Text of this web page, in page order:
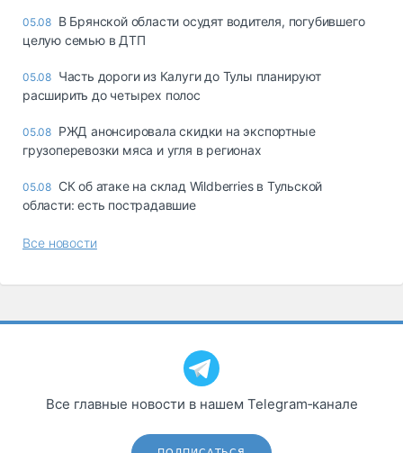
05.08 В Брянской области осудят водителя, погубившего
целую семью в ДТП
05.08 Часть дороги из Калуги до Тулы планируют
расширить до четырех полос
05.08 РЖД анонсировала скидки на экспортные
грузоперевозки мяса и угля в регионах
05.08 СК об атаке на склад Wildberries в Тульской
области: есть пострадавшие
Все новости
Все главные новости в нашем Telegram‑канале